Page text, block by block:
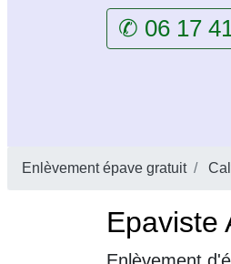
✆ 06 17
Enlèvement épave gratuit
Epaviste